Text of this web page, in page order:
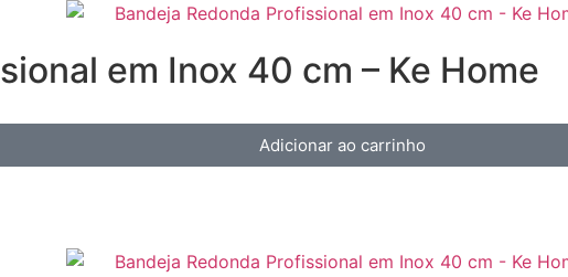
em Inox 40 cm – Ke Home
Adicionar ao carrinho